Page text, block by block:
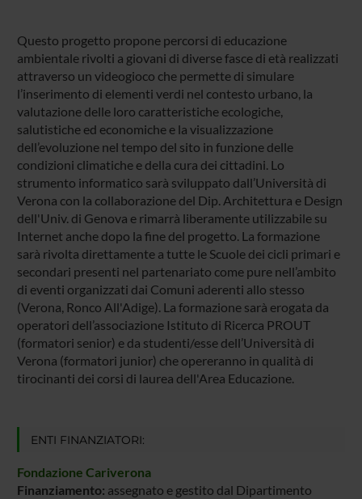
Questo progetto propone percorsi di educazione
ambientale rivolti a giovani di diverse fasce di età realizzati
attraverso un videogioco che permette di simulare
l’inserimento di elementi verdi nel contesto urbano, la
valutazione delle loro caratteristiche ecologiche,
salutistiche ed economiche e la visualizzazione
dell’evoluzione nel tempo del sito in funzione delle
condizioni climatiche e della cura dei cittadini. Lo
strumento informatico sarà sviluppato dall’Università di
Verona con la collaborazione del Dip. Architettura e Design
dell'Univ. di Genova e rimarrà liberamente utilizzabile su
Internet anche dopo la fine del progetto. La formazione
sarà rivolta direttamente a tutte le Scuole dei cicli primari e
secondari presenti nel partenariato come pure nell’ambito
di eventi organizzati dai Comuni aderenti allo stesso
(Verona, Ronco All'Adige). La formazione sarà erogata da
operatori dell’associazione Istituto di Ricerca PROUT
(formatori senior) e da studenti/esse dell’Università di
Verona (formatori junior) che opereranno in qualità di
tirocinanti dei corsi di laurea dell'Area Educazione.
ENTI FINANZIATORI:
Fondazione Cariverona
Finanziamento: assegnato e gestito dal Dipartimento